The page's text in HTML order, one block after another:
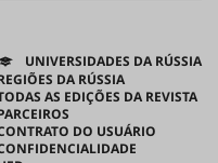
UNIVERSIDADES DA RÚSSIA
DA RÚSSIA
AS EDIÇÕES DA REVISTA
DO USUÁRIO